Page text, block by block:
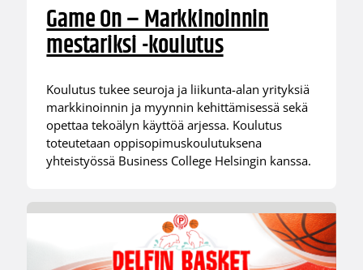
Game On – Markkinoinnin
mestariksi -koulutus
Koulutus tukee seuroja ja liikunta-alan yrityksiä
markkinoinnin ja myynnin kehittämisessä sekä
opettaa tekoälyn käyttöä arjessa. Koulutus
toteutetaan oppisopimuskoulutuksena
yhteistyössä Business College Helsingin kanssa.